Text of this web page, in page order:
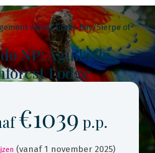
vanuit Drake Bay/Sierpe of
NP: Aguila de
Lodge
€1039 p.p.
(vanaf 1 november 2025)